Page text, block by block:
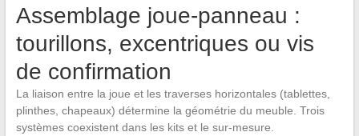
Assemblage joue-panneau :
tourillons, excentriques ou vis
de confirmation
La liaison entre la joue et les traverses horizontales (tablettes,
plinthes, chapeaux) détermine la géométrie du meuble. Trois
systèmes coexistent dans les kits et le sur-mesure.